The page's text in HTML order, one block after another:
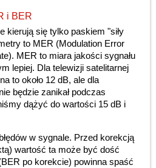
i BER
kierują się tylko paskiem "siły
to MER (Modulation Error
MER to miara jakości sygnału
lepiej. Dla telewizji satelitarnej
to około 12 dB, ale dla
będzie zanikał podczas
dążyć do wartości 15 dB i
w sygnale. Przed korekcją
wartość ta może być dość
po korekcie) powinna spaść